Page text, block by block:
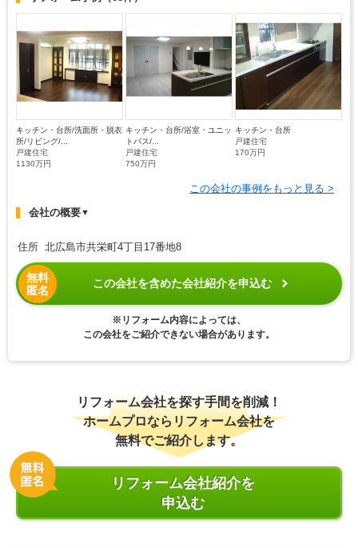
キッチン・台所/洗面所・脱衣
所/リビング/...
戸建住宅
1130万円
キッチン・台所/浴室・ユニッ
トバス/...
戸建住宅
750万円
キッチン・台所
戸建住宅
170万円
この会社の事例をもっと見る >
会社の概要▼
住所 北広島市共栄町4丁目17番地8
無料
匿名
この会社を含めた会社紹介を申込む
※リフォーム内容によっては、
この会社をご紹介できない場合があります。
リフォーム会社を探す手間を削減！
ホームプロならリフォーム会社を
無料でご紹介します。
リフォーム会社紹介を
申込む